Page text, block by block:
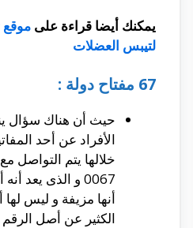
يمكنك أيضا قراءة على موقع
لتيبس العضلات
67 مفتاح دولة :
حيث أن هناك سؤال
الأفراد عن أحد
خلالها يتم التواصل
0067 و الذى يعد
أنها مزيفة و ليس
الكثير عن أصل الرقم